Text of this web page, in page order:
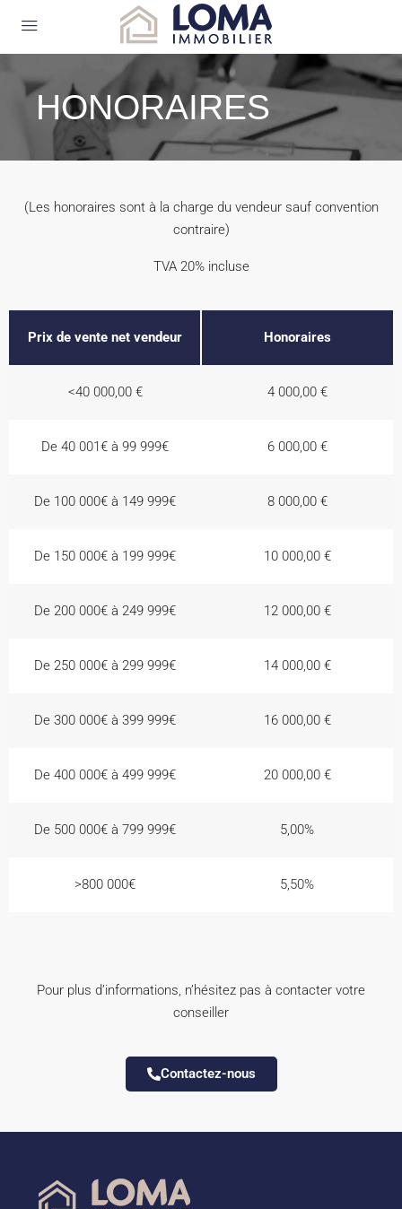
HONORAIRES
(Les honoraires sont à la charge du vendeur sauf convention
contraire)
TVA 20% incluse
Prix de vente net vendeur Honoraires
<40 000,00 € 4 000,00 €
De 40 001€ à 99 999€ 6 000,00 €
De 100 000€ à 149 999€ 8 000,00 €
De 150 000€ à 199 999€ 10 000,00 €
De 200 000€ à 249 999€ 12 000,00 €
De 250 000€ à 299 999€ 14 000,00 €
De 300 000€ à 399 999€ 16 000,00 €
De 400 000€ à 499 999€ 20 000,00 €
De 500 000€ à 799 999€ 5,00%
>800 000€ 5,50%
Pour plus d’informations, n’hésitez pas à contacter votre
conseiller
Contactez-nous